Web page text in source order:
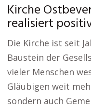
Kirche
realisiert
Die Kirche ist seit
Baustein der
vieler Menschen
Gläubigen weit
sondern auch